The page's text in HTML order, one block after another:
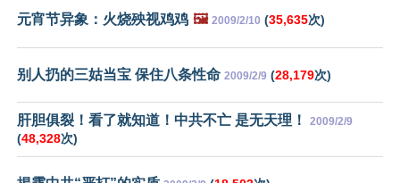
元宵节异象：火烧殃视鸡鸡 🖼️ 2009/2/10 (35,635次)
别人扔的三姑当宝 保住八条性命 2009/2/9 (28,179次)
肝胆俱裂！看了就知道！中共不亡 是无天理！ 2009/2/9
(48,328次)